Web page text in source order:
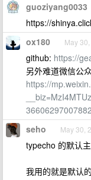
guoziyang0033
https://
ox180 May
github: https://
另外难道微信公
https://
seho May 30,
typecho 的默认
我用的就是默认